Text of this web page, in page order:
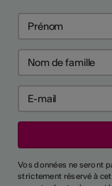
Vos données ne seront
strictement réservé à